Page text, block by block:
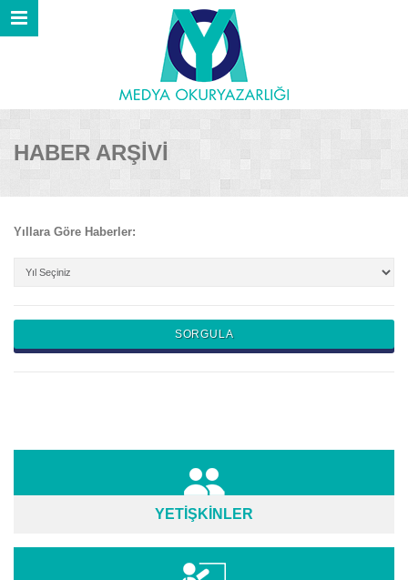
HABER ARŞİVİ
Yıllara Göre Haberler:
YETİŞKİNLER